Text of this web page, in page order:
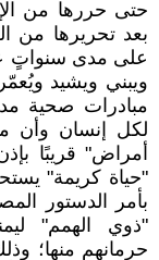
حتى حررها من
بعد تحريرها من
على مدى سنواتٍ
ويبني ويشيد
مبادرات صحية
لكل إنسان وأن
أمراض" قريبًا
"حياة كريمة"
بأمر الدستور
"ذوي الهمم"
حرمانهم منها؛